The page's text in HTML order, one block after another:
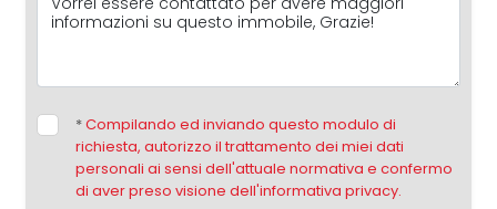
*Compilando ed inviando questo modulo di
richiesta, autorizzo il trattamento dei miei dati
personali ai sensi dell'attuale normativa e confermo
di aver preso visione dell'informativa privacy.